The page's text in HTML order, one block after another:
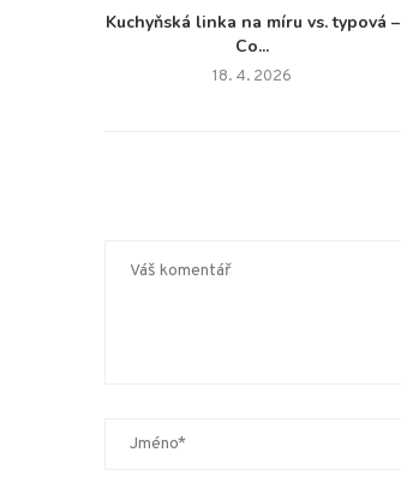
Kuchyňská linka na míru vs. typová –
Co...
18. 4. 2026